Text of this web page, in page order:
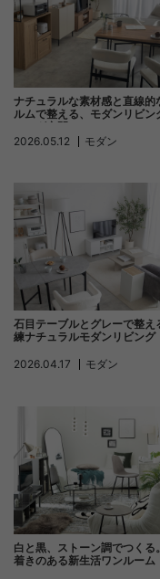
ナチュラルな素材感と直線的
ルムで整える、モダンリビン
ニング空間
2026.05.12
モダン
石目テーブルとグレーで整え
練ナチュラルモダンリビング
2026.04.17
モダン
白と黒、ストーン調でつくる
着きのある新生活ワンルーム